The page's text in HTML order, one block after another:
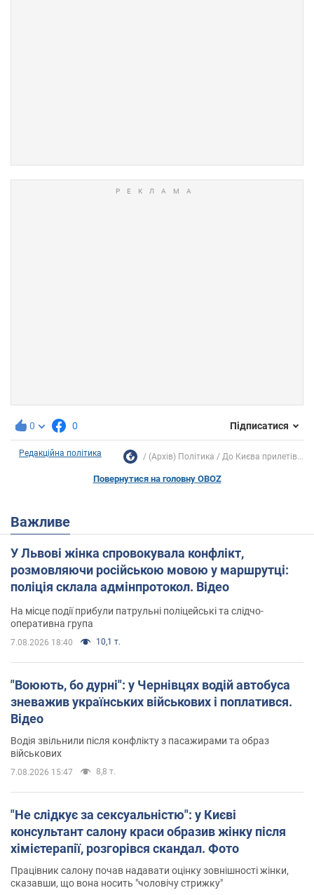
0 0 Підписатися
Редакційна політика (Архів) Політика До Києва прилетів...
Повернутися на головну OBOZ
Важливе
У Львові жінка спровокувала конфлікт,
розмовляючи російською мовою у маршрутці:
поліція склала адмінпротокол. Відео
На місце події прибули патрульні поліцейські та слідчо-
оперативна група
7.08.2026 18:40 10,1 т.
"Воюють, бо дурні": у Чернівцях водій автобуса
зневажив українських військових і поплатився.
Відео
Водія звільнили після конфлікту з пасажирами та образ
військових
7.08.2026 15:47 8,8 т.
"Не слідкує за сексуальністю": у Києві
консультант салону краси образив жінку після
хімієтерапії, розгорівся скандал. Фото
Працівник салону почав надавати оцінку зовнішності жінки,
сказавши, що вона носить "чоловічу стрижку"